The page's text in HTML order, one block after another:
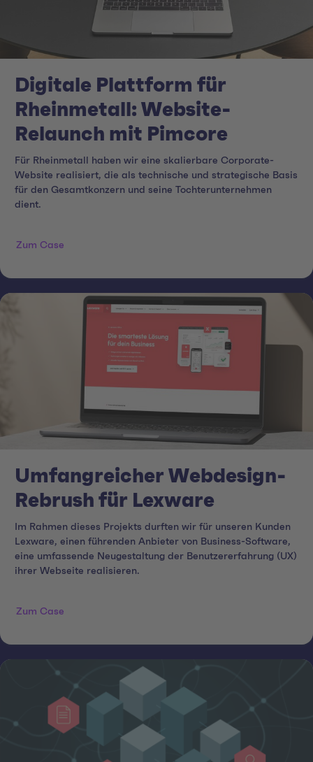
Digitale Plattform für
Rheinmetall: Website-
Relaunch mit Pimcore
Für Rheinmetall haben wir eine skalierbare Corporate-
Website realisiert, die als technische und strategische Basis
für den Gesamtkonzern und seine Tochterunternehmen
dient.
Zum Case
Umfangreicher Webdesign-
Rebrush für Lexware
Im Rahmen dieses Projekts durften wir für unseren Kunden
Lexware, einen führenden Anbieter von Business-Software,
eine umfassende Neugestaltung der Benutzererfahrung (UX)
ihrer Webseite realisieren.
Zum Case